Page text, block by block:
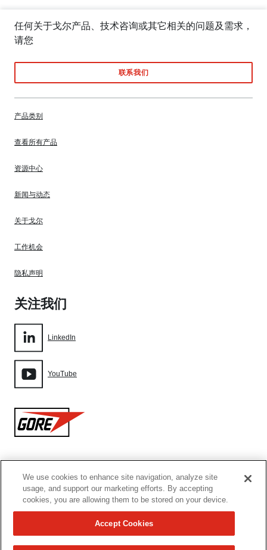
任何关于戈尔产品、技术咨询或其它相关的问题及需求，
请您
联系我们
产品类别
查看所有产品
资源中心
新闻与动态
关于戈尔
工作机会
隐私声明
关注我们
LinkedIn
YouTube
Gore
网站地图
Cookie设置
使用条款
We use cookies to enhance site navigation, analyze site
usage, and support our marketing efforts. By accepting
cookies, you are allowing them to be stored on your device.
Accept Cookies